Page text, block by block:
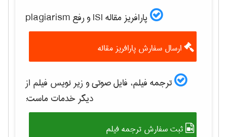
پارافریز مقاله ISI و رفع plagiarism
ارسال سفارش پارافریز مقاله
ترجمه فیلم، فایل صوتی و زیر نویس فیلم از
دیگر خدمات ماست:
ثبت سفارش ترجمه فیلم